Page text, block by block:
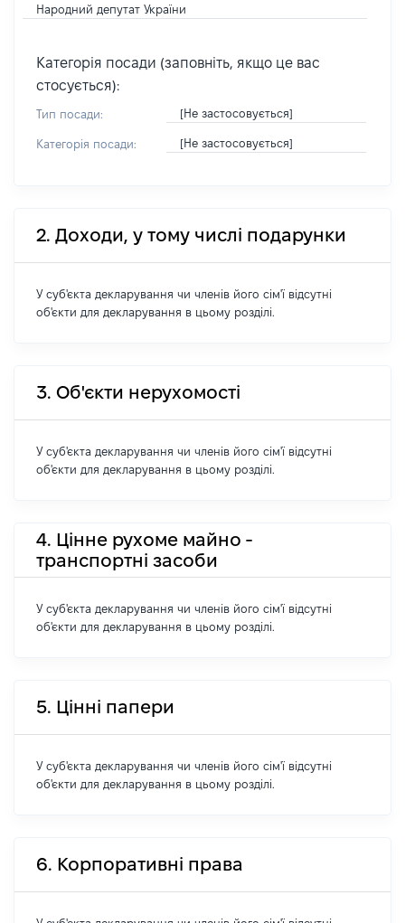
Народний депутат України
Категорія посади (заповніть, якщо це вас
стосується):
Тип посади: [Не застосовується]
Категорія посади: [Не застосовується]
2. Доходи, у тому числі подарунки
У суб'єкта декларування чи членів його сім'ї відсутні
об'єкти для декларування в цьому розділі.
3. Об'єкти нерухомості
У суб'єкта декларування чи членів його сім'ї відсутні
об'єкти для декларування в цьому розділі.
4. Цінне рухоме майно -
транспортні засоби
У суб'єкта декларування чи членів його сім'ї відсутні
об'єкти для декларування в цьому розділі.
5. Цінні папери
У суб'єкта декларування чи членів його сім'ї відсутні
об'єкти для декларування в цьому розділі.
6. Корпоративні права